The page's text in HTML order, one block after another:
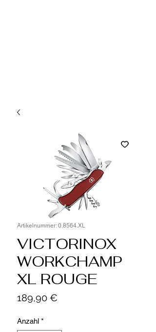
Artikelnummer: 0.8564.XL
VICTORINOX
WORKCHAMP
XL ROUGE
189,90 €
Anzahl *